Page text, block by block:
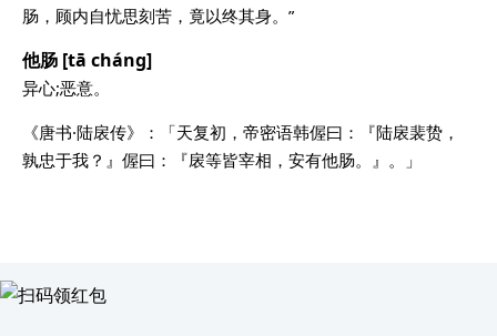
肠，顾内自忧思刻苦，竟以终其身。”
他肠 [tā cháng]
异心;恶意。
《唐书·陆扆传》：「天复初，帝密语韩偓曰：『陆扆裴贽，
孰忠于我？』偓曰：『扆等皆宰相，安有他肠。』。」